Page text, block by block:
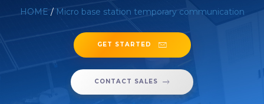
HOME / Micro base station temporary communication
GET STARTED
CONTACT SALES